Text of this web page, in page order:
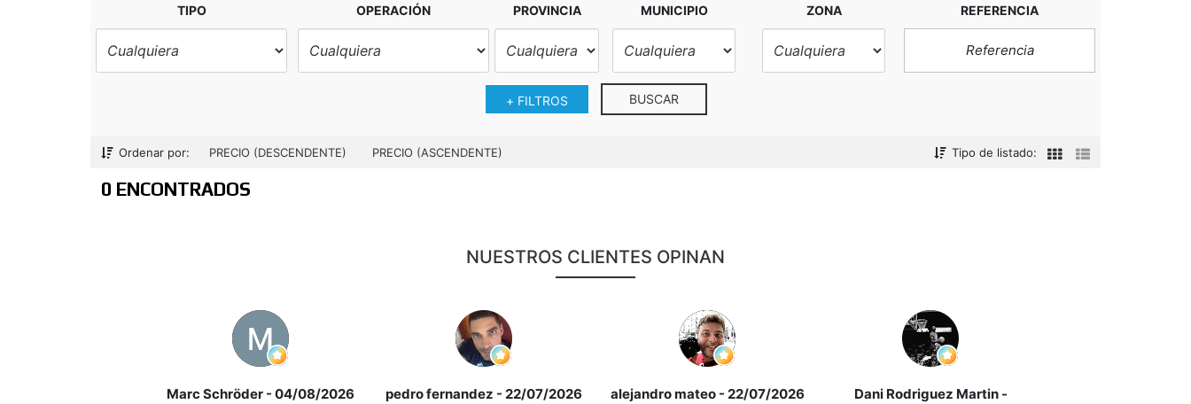
habitaciones
TIPO OPERACIÓN PROVINCIA MUNICIPIO ZONA REFERENCIA
+ FILTROS BUSCAR
Ordenar por: PRECIO (DESCENDENTE) PRECIO (ASCENDENTE) Tipo de listado:
0 ENCONTRADOS
NUESTROS CLIENTES OPINAN
Marc Schröder - 04/08/2026 pedro fernandez - 22/07/2026 alejandro mateo - 22/07/2026 Dani Rodriguez Martin -